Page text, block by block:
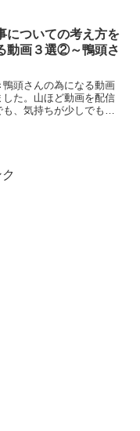
に出して表現し、実現し
疲れたときのエナジー
みてほしい。
についての考え方を
動画３選②～鴨頭さ
頭さんの為になる動画
た。山ほど動画を配信
、気持ちが少しでも前